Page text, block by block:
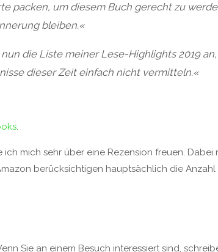
packen, um diesem Buch gerecht zu
bleiben.«
die Liste meiner Lese-Highlights 2019
dieser Zeit einfach nicht vermitteln.«
.
mich sehr über eine Rezension freuen. Dabei
berücksichtigen hauptsächlich die Anzahl
Sie an einem Besuch interessiert sind,